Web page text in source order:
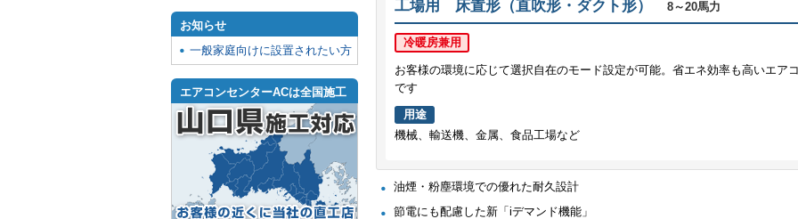
工場用 床置形（直吹形・ダクト形） 8～20馬力
冷暖房兼用
お客様の環境に応じて選択自在のモード設定が可能。省エネ効率も高いエア
です
用途
機械、輸送機、金属、食品工場など
油煙・粉塵環境での優れた耐久設計
節電にも配慮した新「iデマンド機能」
お知らせ
一般家庭向けに設置されたい方
エアコンセンターACは全国施工